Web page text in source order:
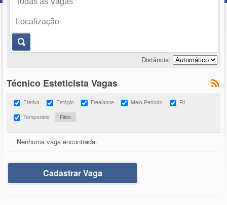
Distância:
Técnico Esteticista Vagas
Efetiva Estágio Freelance Meio Período
PJ
Temporário
Nenhuma vaga encontrada.
Cadastrar Vaga